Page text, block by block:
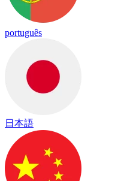
português
日本語